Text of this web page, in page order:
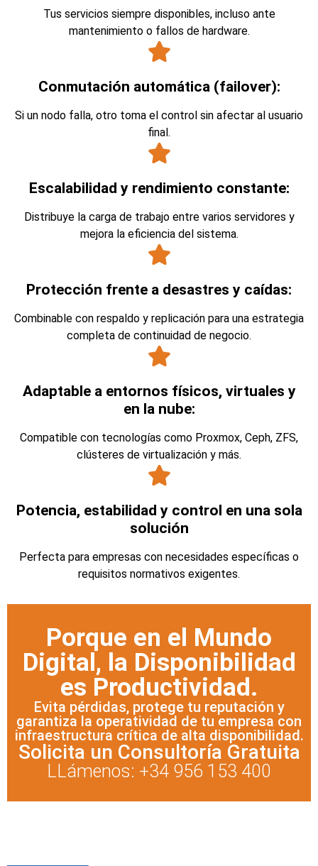
Tus servicios siempre disponibles, incluso ante
mantenimiento o fallos de hardware.
Conmutación automática (failover):
Si un nodo falla, otro toma el control sin afectar al usuario
final.
Escalabilidad y rendimiento constante:
Distribuye la carga de trabajo entre varios servidores y
mejora la eficiencia del sistema.
Protección frente a desastres y caídas:
Combinable con respaldo y replicación para una estrategia
completa de continuidad de negocio.
Adaptable a entornos físicos, virtuales y
en la nube:
Compatible con tecnologías como Proxmox, Ceph, ZFS,
clústeres de virtualización y más.
Potencia, estabilidad y control en una sola
solución
Perfecta para empresas con necesidades específicas o
requisitos normativos exigentes.
Porque en el Mundo
Digital, la Disponibilidad
es Productividad.
Evita pérdidas, protege tu reputación y
garantiza la operatividad de tu empresa con
infraestructura crítica de alta disponibilidad.
Solicita un Consultoría Gratuita
LLámenos: +34 956 153 400